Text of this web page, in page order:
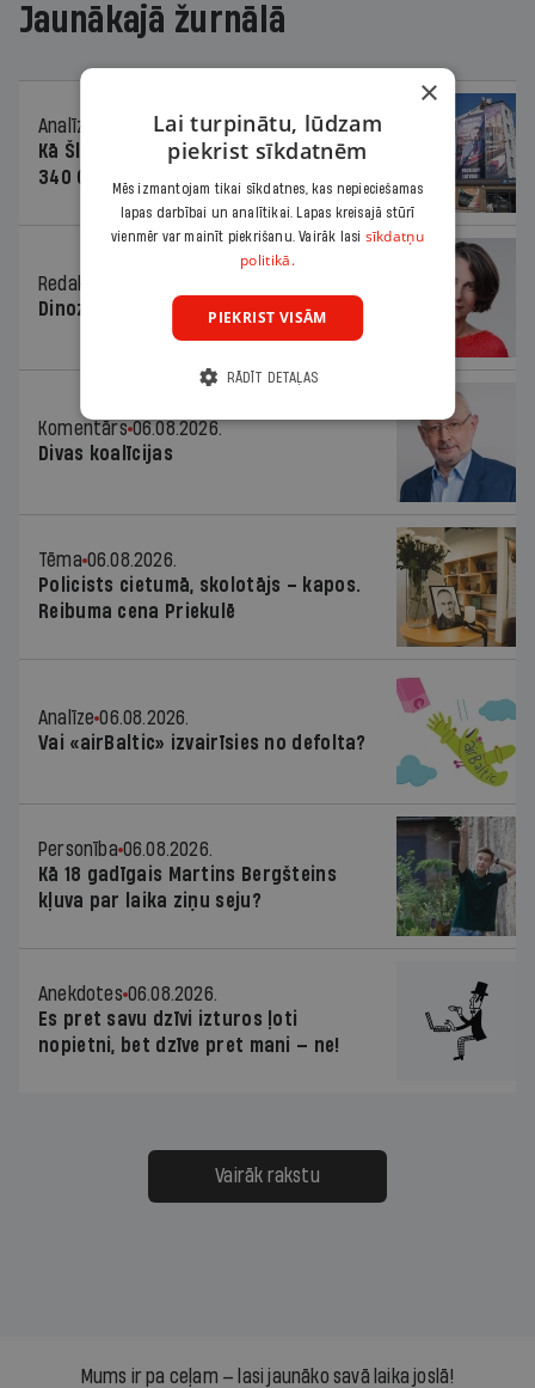
Jaunākajā žurnālā
Analīze
06.08.2026.
Kā Šlesera partija palika nesodīta par
340 000 vērtu reklāmas kampaņu
Redaktores sleja
Dinozaura triks
Komentārs 06.08.2026.
Divas koalīcijas
Tēma 06.08.2026.
Policists cietumā, skolotājs – kapos.
Reibuma cena Priekulē
Analīze 06.08.2026.
Vai «airBaltic» izvairīsies no defolta?
Personība 06.08.2026.
Kā 18 gadīgais Martins Bergšteins
kļuva par laika ziņu seju?
Anekdotes 06.08.2026.
Es pret savu dzīvi izturos ļoti
nopietni, bet dzīve pret mani — ne!
Vairāk rakstu
Mums ir pa ceļam — lasi jaunāko savā laika joslā!
×
Lai turpinātu, lūdzam
piekrist sīkdatnēm
Mēs izmantojam tikai sīkdatnes, kas nepieciešamas
lapas darbībai un analītikai. Lapas kreisajā stūrī
vienmēr var mainīt piekrišanu. Vairāk lasi sīkdatņu
politikā.
PIEKRIST VISĀM
RĀDĪT DETAĻAS